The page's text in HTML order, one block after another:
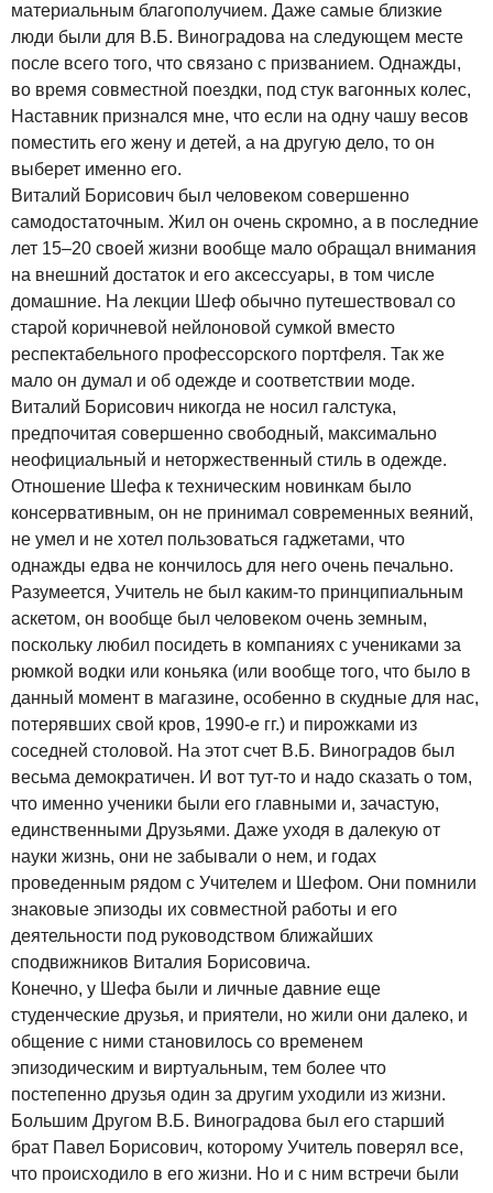
материальным благополучием. Даже самые близкие
люди были для В.Б. Виноградова на следующем месте
после всего того, что связано с призванием. Однажды,
во время совместной поездки, под стук вагонных колес,
Наставник признался мне, что если на одну чашу весов
поместить его жену и детей, а на другую дело, то он
выберет именно его.
Виталий Борисович был человеком совершенно
самодостаточным. Жил он очень скромно, а в последние
лет 15–20 своей жизни вообще мало обращал внимания
на внешний достаток и его аксессуары, в том числе
домашние. На лекции Шеф обычно путешествовал со
старой коричневой нейлоновой сумкой вместо
респектабельного профессорского портфеля. Так же
мало он думал и об одежде и соответствии моде.
Виталий Борисович никогда не носил галстука,
предпочитая совершенно свободный, максимально
неофициальный и неторжественный стиль в одежде.
Отношение Шефа к техническим новинкам было
консервативным, он не принимал современных веяний,
не умел и не хотел пользоваться гаджетами, что
однажды едва не кончилось для него очень печально.
Разумеется, Учитель не был каким-то принципиальным
аскетом, он вообще был человеком очень земным,
поскольку любил посидеть в компаниях с учениками за
рюмкой водки или коньяка (или вообще того, что было в
данный момент в магазине, особенно в скудные для нас,
потерявших свой кров, 1990-е гг.) и пирожками из
соседней столовой. На этот счет В.Б. Виноградов был
весьма демократичен. И вот тут-то и надо сказать о том,
что именно ученики были его главными и, зачастую,
единственными Друзьями. Даже уходя в далекую от
науки жизнь, они не забывали о нем, и годах
проведенным рядом с Учителем и Шефом. Они помнили
знаковые эпизоды их совместной работы и его
деятельности под руководством ближайших
сподвижников Виталия Борисовича.
Конечно, у Шефа были и личные давние еще
студенческие друзья, и приятели, но жили они далеко, и
общение с ними становилось со временем
эпизодическим и виртуальным, тем более что
постепенно друзья один за другим уходили из жизни.
Большим Другом В.Б. Виноградова был его старший
брат Павел Борисович, которому Учитель поверял все,
что происходило в его жизни. Но и с ним встречи были